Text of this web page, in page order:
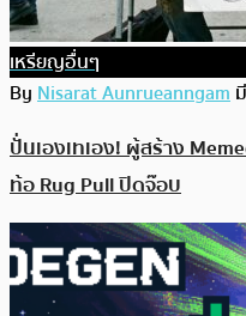
เหรียญอื่นๆ
ByNisarat Aunrueanngam
ปั่นเองเทเอง! ผู้สร้าง
ท้อ Rug Pull ปิดจ๊อบ